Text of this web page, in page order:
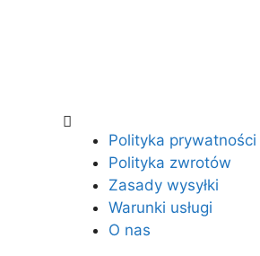
Polityka prywatności
Polityka zwrotów
Zasady wysyłki
Warunki usługi
O nas